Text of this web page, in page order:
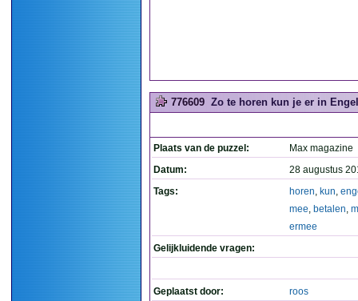
776609 Zo te horen kun je er in
Plaats van de puzzel:
Max magazine
Datum:
28 augustus
Tags:
horen, kun,
mee, betalen,
ermee
Gelijkluidende vragen:
Geplaatst door: roos